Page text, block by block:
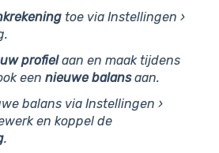
toe via Instellingen ›
profielaan en maak tijdens
een nieuwe balansaan.
balans via Instellingen ›
en koppel de
.